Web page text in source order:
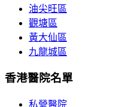
油尖旺區
觀塘區
黃大仙區
九龍城區
香港醫院名單
私營醫院